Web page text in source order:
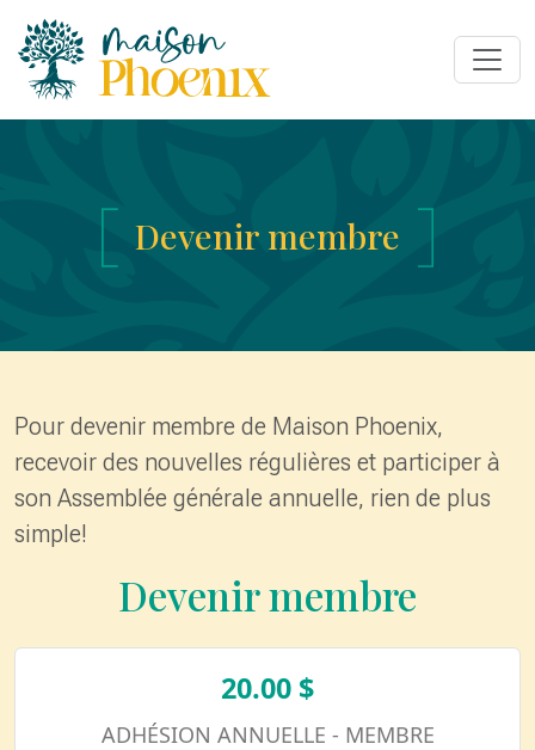
Devenir membre
Pour devenir membre de Maison Phoenix,
recevoir des nouvelles régulières et participer à
son Assemblée générale annuelle, rien de plus
simple!
Devenir membre
20.00 $
ADHÉSION ANNUELLE - MEMBRE